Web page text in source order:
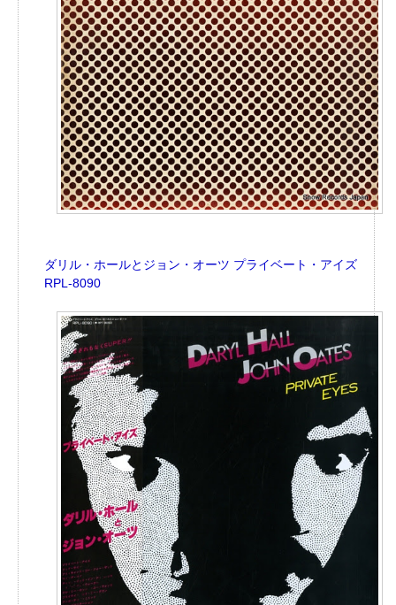
ダリル・ホールとジョン・オーツ プライベート・アイズ
RPL-8090